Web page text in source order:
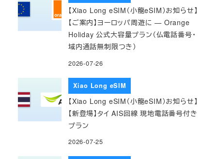
【Xiao Long eSIM（小龍eSIM）お知らせ】
【ご案内】ヨーロッパ周遊に — Orange
Holiday 公式大容量プラン（仏電話番号・
域内通話無制限つき）
2026-07-26
Xiao Long eSIM
【Xiao Long eSIM（小龍eSIM）お知らせ】
【新登場】タイ AIS回線 現地電話番号付き
プラン
2026-07-25